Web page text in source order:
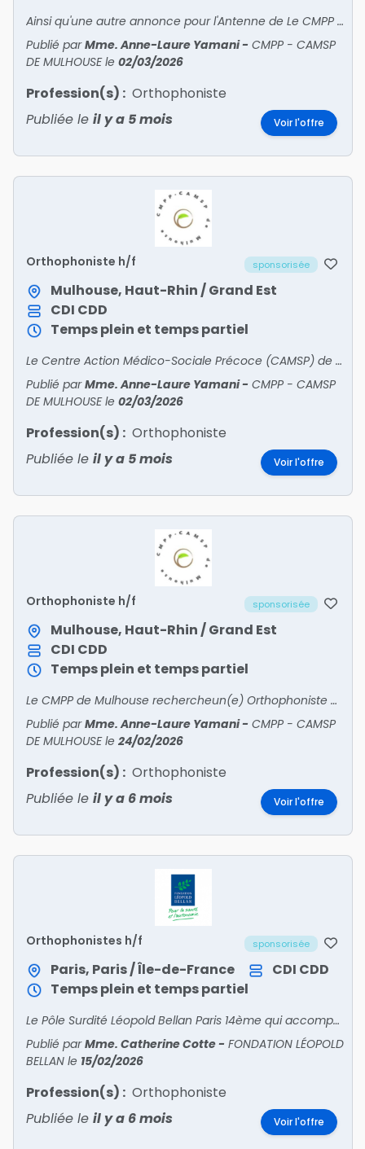
Ainsi qu'une autre annonce pour l'Antenne de Le CMPP de Mulhouse recherchepour son antenne d’Altkirch un(e) Orthophoniste à temps plein ou à temps partiel.Fiche de poste :Au sein d’une équipe
Publié parMme. Anne-Laure Yamani- CMPP - CAMSP
DE MULHOUSEle 02/03/2026
Profession(s) : Orthophoniste
Publiée le il y a 5 mois Voir l'offre
Orthophoniste h/f sponsorisée
Mulhouse, Haut-Rhin / Grand Est
CDI CDD
Temps plein et temps partiel
Le Centre Action Médico-Sociale Précoce (CAMSP) de Mulhouse recrute un(e) orthophoniste à temps partiel Au sein d’une équipe dynamique et multi disciplinaire, sous la responsabilité du médecin
Publié parMme. Anne-Laure Yamani- CMPP - CAMSP
DE MULHOUSEle 02/03/2026
Profession(s) : Orthophoniste
Publiée le il y a 5 mois Voir l'offre
Orthophoniste h/f sponsorisée
Mulhouse, Haut-Rhin / Grand Est
CDI CDD
Temps plein et temps partiel
Le CMPP de Mulhouse rechercheun(e) Orthophoniste à temps plein ou temps partiel.Fiche de poste :Au sein d’une équipe dynamique et multi disciplinaire, sous la responsabilité du médecin, l’or
Publié parMme. Anne-Laure Yamani- CMPP - CAMSP
DE MULHOUSEle 24/02/2026
Profession(s) : Orthophoniste
Publiée le il y a 6 mois Voir l'offre
Orthophonistes h/f sponsorisée
Paris, Paris / Île-de-France CDI CDD
Temps plein et temps partiel
Le Pôle Surdité Léopold Bellan Paris 14ème qui accompagne des jeunes déficients auditifs avec ou sans handicaps associés recrute, un(e) orthophoniste :ORTHOPHONISTE (H/F)Poste CDI – temps pl
Publié parMme. Catherine Cotte- FONDATION LÉOPOLD
BELLAN le 15/02/2026
Profession(s) : Orthophoniste
Publiée le il y a 6 mois Voir l'offre